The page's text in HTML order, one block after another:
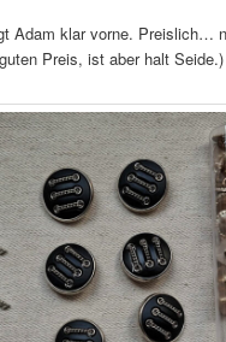
Adam klar vorne. Preislich…
Preis, ist aber halt Seide.)